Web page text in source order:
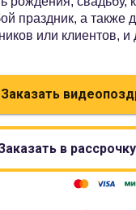
праздник, а также
или клиентов,
Заказать
в